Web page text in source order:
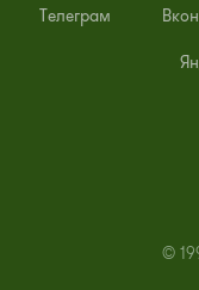
Телеграм
©